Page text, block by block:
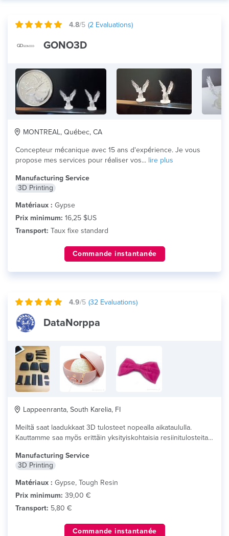
International
Technologie
Matériau
4.8/5 (2 Evaluations)
GONO3D
MONTREAL, Québec, CA
Concepteur mécanique avec 15 ans d'expérience. Je vous
propose mes services pour réaliser vos... lire plus
Manufacturing Service
3D Printing
Matériaux : Gypse
Prix minimum: 16,25 $US
Transport: Taux fixe standard
Commande instantanée
4.9/5 (32 Evaluations)
DataNorppa
Lappeenranta, South Karelia, FI
Meiltä saat laadukkaat 3D tulosteet nopealla aikataululla.
Kauttamme saa myös erittäin yksityiskohtaisia resiinitulosteita
Manufacturing Service
3D Printing
Matériaux : Gypse, Tough Resin
Prix minimum: 39,00 €
Transport: 5,80 €
Commande instantanée